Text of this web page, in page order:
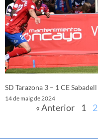
SD Tarazona 3 – 1 CE Sabadell
14 de maig de 2024
« Anterior 1 2